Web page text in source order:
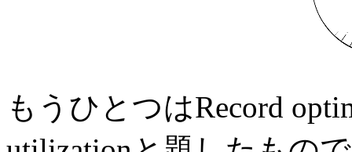
もうひとつはRecord